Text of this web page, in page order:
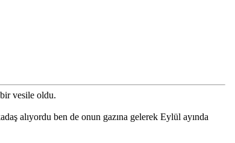
vesile oldu.
alıyordu ben de onun gazına gelerek Eylül ayında